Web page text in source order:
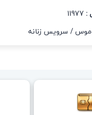
:
11977
/ سرویس زنانه